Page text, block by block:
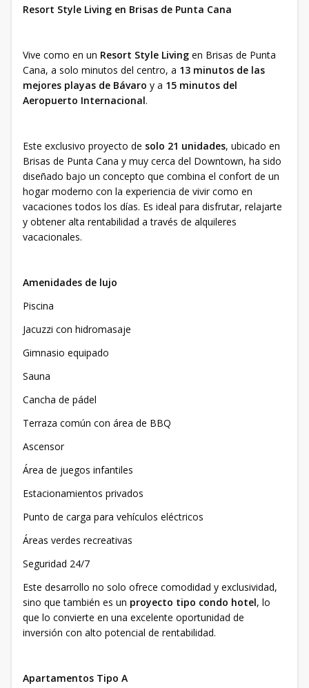
Resort Style Living en Brisas de Punta Cana
Vive como en un Resort Style Living en Brisas de Punta
Cana, a solo minutos del centro, a 13 minutos de las
mejores playas de Bávaro y a 15 minutos del
Aeropuerto Internacional.
Este exclusivo proyecto de solo 21 unidades, ubicado en
Brisas de Punta Cana y muy cerca del Downtown, ha sido
diseñado bajo un concepto que combina el confort de un
hogar moderno con la experiencia de vivir como en
vacaciones todos los días. Es ideal para disfrutar, relajarte
y obtener alta rentabilidad a través de alquileres
vacacionales.
Amenidades de lujo
Piscina
Jacuzzi con hidromasaje
Gimnasio equipado
Sauna
Cancha de pádel
Terraza común con área de BBQ
Ascensor
Área de juegos infantiles
Estacionamientos privados
Punto de carga para vehículos eléctricos
Áreas verdes recreativas
Seguridad 24/7
Este desarrollo no solo ofrece comodidad y exclusividad,
sino que también es un proyecto tipo condo hotel, lo
que lo convierte en una excelente oportunidad de
inversión con alto potencial de rentabilidad.
Apartamentos Tipo A